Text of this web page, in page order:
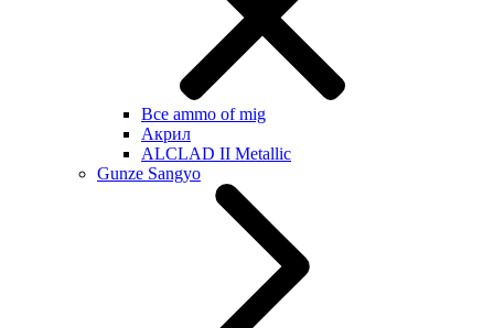
Все ammo of mig
Акрил
ALCLAD II Metallic
Gunze Sangyo